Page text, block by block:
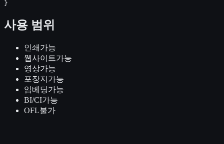
}
사용 범위
인쇄 가능
웹사이트가능
영상가능
포장지 가능
임베딩가능
BI/CI가능
OFL불가